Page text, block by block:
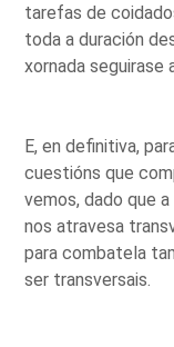
tarefas de
toda a duración
xornada seguirase
E, en definitiva,
cuestións que
vemos, dado que
nos atravesa
para combatela
ser transversais.